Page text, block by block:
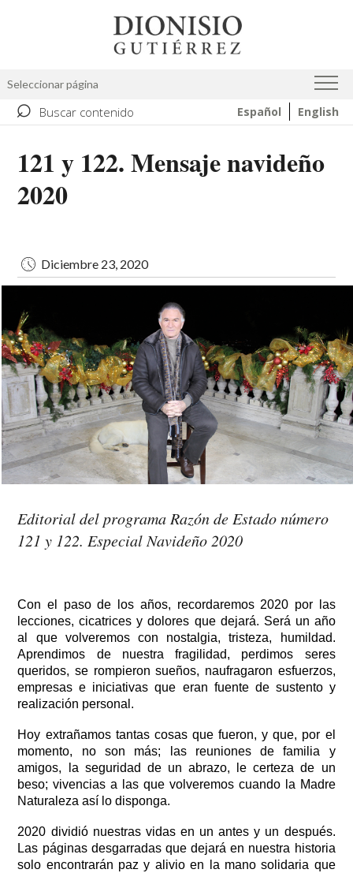
Seleccionar página
⌕ Buscar contenido Español English
121 y 122. Mensaje navideño
2020
Diciembre 23, 2020
Editorial del programa Razón de Estado número
121 y 122. Especial Navideño 2020
Con el paso de los años, recordaremos 2020 por las
lecciones, cicatrices y dolores que dejará. Será un año
al que volveremos con nostalgia, tristeza, humildad.
Aprendimos de nuestra fragilidad, perdimos seres
queridos, se rompieron sueños, naufragaron esfuerzos,
empresas e iniciativas que eran fuente de sustento y
realización personal.
Hoy extrañamos tantas cosas que fueron, y que, por el
momento, no son más; las reuniones de familia y
amigos, la seguridad de un abrazo, le certeza de un
beso; vivencias a las que volveremos cuando la Madre
Naturaleza así lo disponga.
2020 dividió nuestras vidas en un antes y un después.
Las páginas desgarradas que dejará en nuestra historia
solo encontrarán paz y alivio en la mano solidaria que